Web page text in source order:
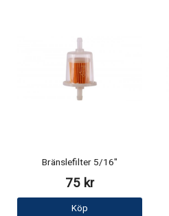
Bränslefilter 5/16"
75 kr
Köp